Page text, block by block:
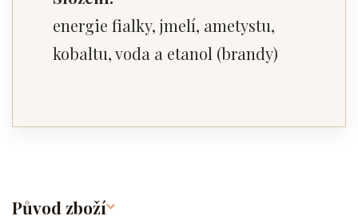
energie fialky, jmelí, ametystu,
kobaltu, voda a etanol (brandy)
Původ zboží